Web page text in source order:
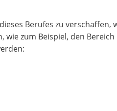
Berufes zu
zum Beispiel, den